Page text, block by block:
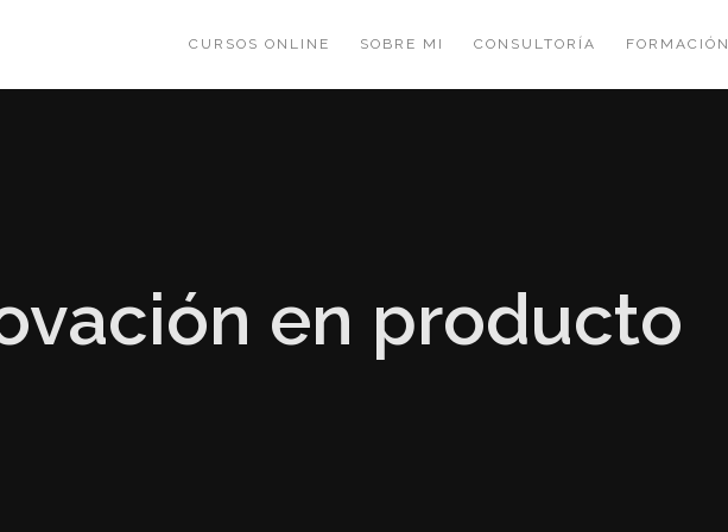
CURSOS ONLINE SOBRE MI CONSULTORÍA FORMACIÓN
en producto